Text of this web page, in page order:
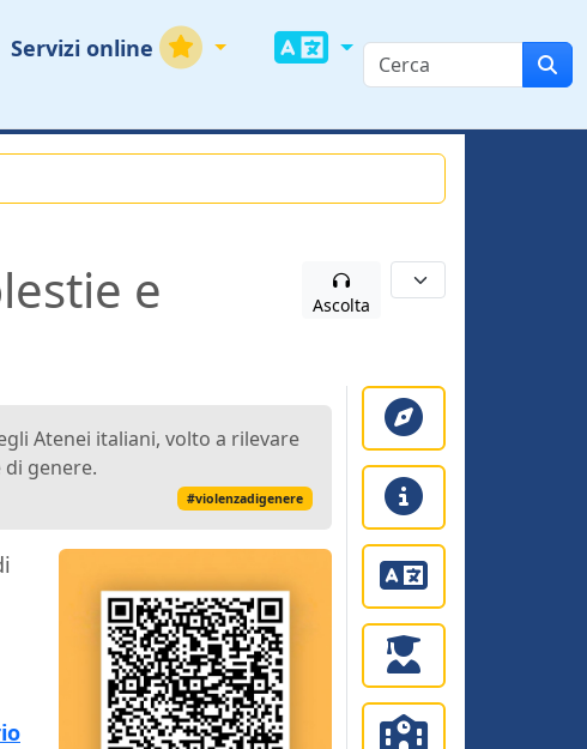
Servizi online
e
Ascolta
Atenei italiani, volto a rilevare
genere.
#violenzadigenere